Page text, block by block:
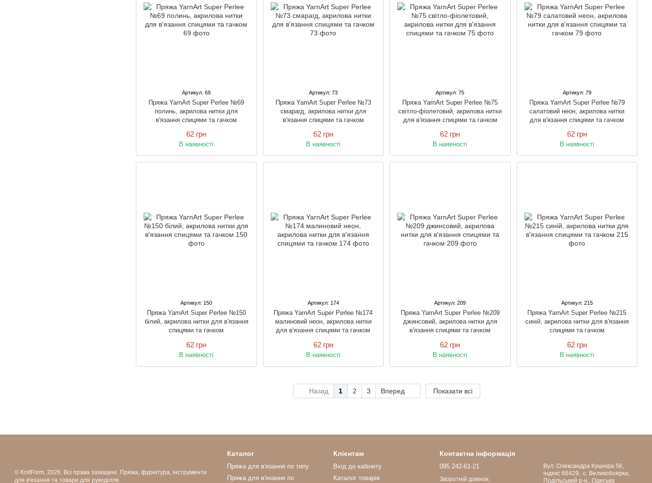
Артикул: 69
Пряжа YarnArt Super Perlee №69
полинь, акрилова нитки для
в'язання спицями та гачком
62 грн
В наявності
Артикул: 73
Пряжа YarnArt Super Perlee №73
смарагд, акрилова нитки для
в'язання спицями та гачком
62 грн
В наявності
Артикул: 75
Пряжа YarnArt Super Perlee №75
світло-фіолетовий, акрилова нитки
для в'язання спицями та гачком
62 грн
В наявності
Артикул: 79
Пряжа YarnArt Super Perlee №79
салатовий неон, акрилова нитки
для в'язання спицями та гачком
62 грн
В наявності
Артикул: 150
Пряжа YarnArt Super Perlee №150
білий, акрилова нитки для в'язання
спицями та гачком
62 грн
В наявності
Артикул: 174
Пряжа YarnArt Super Perlee №174
малиновий неон, акрилова нитки
для в'язання спицями та гачком
62 грн
В наявності
Артикул: 209
Пряжа YarnArt Super Perlee №209
джинсовий, акрилова нитки для
в'язання спицями та гачком
62 грн
В наявності
Артикул: 215
Пряжа YarnArt Super Perlee №215
синій, акрилова нитки для в'язання
спицями та гачком
62 грн
В наявності
Назад 1 2 3 Вперед Показати всі
© KnitForm, 2026. Всі права захищені. Пряжа, фурнітура, інструменти
для в'язання та товари для рукоділля.
Каталог
Пряжа для в'язання по типу
Пряжа для в'язання по
Клієнтам
Вхід до кабінету
Каталог товарів
Контактна інформація
095 242-61-21
Зворотній дзвінок
Вул. Олександра Кушніра 56,
індекс 66429, .с. Великобоярка,
Подільський р-н., Одеська